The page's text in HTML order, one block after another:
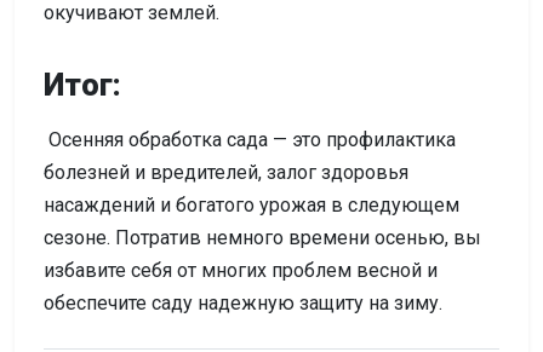
окучивают землей.
Итог:
Осенняя обработка сада — это профилактика
болезней и вредителей, залог здоровья
насаждений и богатого урожая в следующем
сезоне. Потратив немного времени осенью, вы
избавите себя от многих проблем весной и
обеспечите саду надежную защиту на зиму.